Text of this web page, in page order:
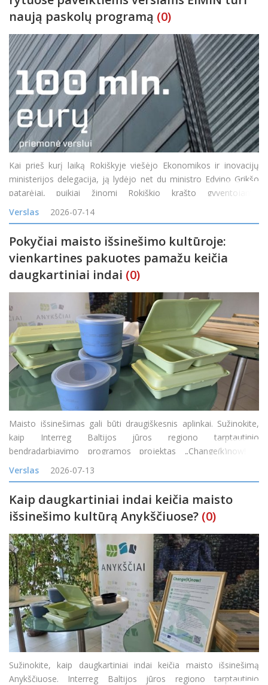
naują paskolų programą (0)
Kai prieš kurį laiką Rokiškyje viešėjo Ekonomikos ir inovacijų
ministerijos delegacija, ją lydėjo net du ministro Edvino Grikšo
patarėjai, puikiai žinomi Rokiškio krašto gyventojams:
Mindaugas Petkevičius ir Jonas Jarutis. Susitikime su verslo
bendruomene vi
Verslas 2026-07-14
Pokyčiai maisto išsinešimo kultūroje:
vienkartines pakuotes pamažu keičia
daugkartiniai indai (0)
Maisto išsinešimas gali būti draugiškesnis aplinkai. Sužinokite,
kaip Interreg Baltijos jūros regiono tarptautinio
bendradarbiavimo programos projektas „Change(k)now! –
mąstysenos keitimas nuo vienkartinio naudojimo į žiedines arba
daugkartinio naudojimo maisto prist
Verslas 2026-07-13
Kaip daugkartiniai indai keičia maisto
išsinešimo kultūrą Anykščiuose? (0)
Sužinokite, kaip daugkartiniai indai keičia maisto išsinešimą
Anykščiuose. Interreg Baltijos jūros regiono tarptautinio